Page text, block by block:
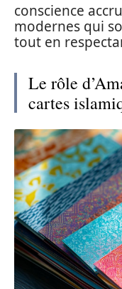
conscience
modernes qui
tout en
Le rôle
cartes